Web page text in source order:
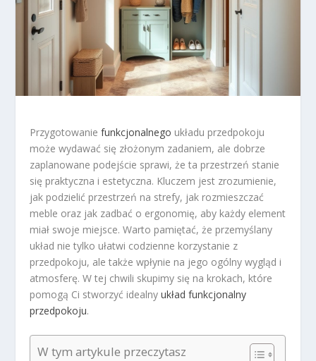
Przygotowaniefunkcjonalnego układu przedpokoju
może wydawać się złożonym zadaniem, ale dobrze
zaplanowane podejście sprawi, że ta przestrzeń stanie
się praktyczna i estetyczna. Kluczem jest zrozumienie,
jak podzielić przestrzeń na strefy, jak rozmieszczać
meble oraz jak zadbać o ergonomię, aby każdy element
miał swoje miejsce. Warto pamiętać, że przemyślany
układ nie tylko ułatwi codzienne korzystanie z
przedpokoju, ale także wpłynie na jego ogólny wygląd i
atmosferę. W tej chwili skupimy się na krokach, które
pomogą Ci stworzyć idealnyukład funkcjonalny
przedpokoju.
W tym artykule przeczytasz